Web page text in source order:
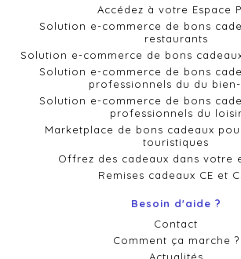
Accédez à votre Espace
Solution e-commerce de bons
restaurants
Solution e-commerce de bons
Solution e-commerce de bons
professionnels du du
Solution e-commerce de bons
professionnels du loisir
Marketplace de bons cadeaux
touristiques
Offrez des cadeaux dans votre
Remises cadeaux CE et
Besoin d'aide ?
Contact
Comment ça marche ?